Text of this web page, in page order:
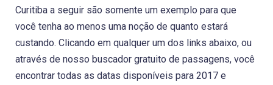
Curitiba a seguir são somente um exemplo para que
você tenha ao menos uma noção de quanto estará
custando. Clicando em qualquer um dos links abaixo, ou
através de nosso buscador gratuito de passagens, você
encontrar todas as datas disponíveis para 2017 e